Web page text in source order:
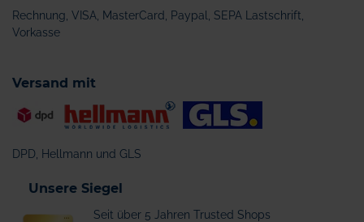
Rechnung, VISA, MasterCard, Paypal, SEPA Lastschrift,
Vorkasse
Versand mit
DPD, Hellmann und GLS
Unsere Siegel
Seit über 5 Jahren Trusted Shops